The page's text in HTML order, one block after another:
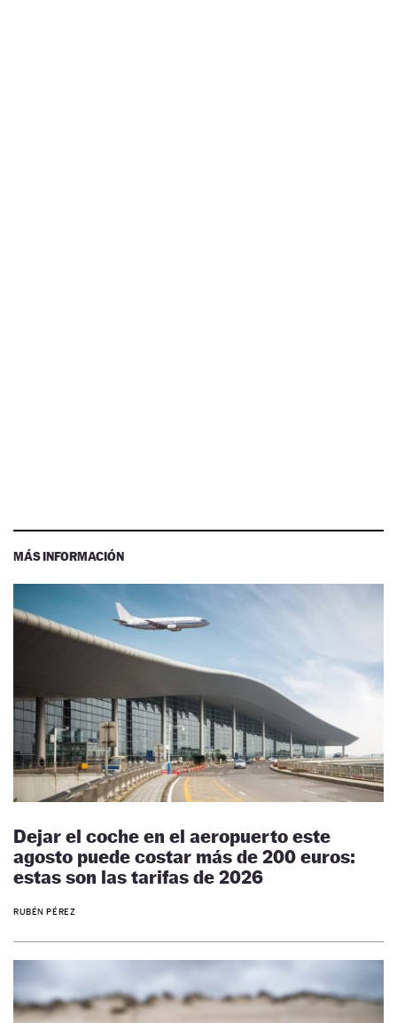
MÁS INFORMACIÓN
Dejar el coche en el aeropuerto este
agosto puede costar más de 200 euros:
estas son las tarifas de 2026
RUBÉN PÉREZ